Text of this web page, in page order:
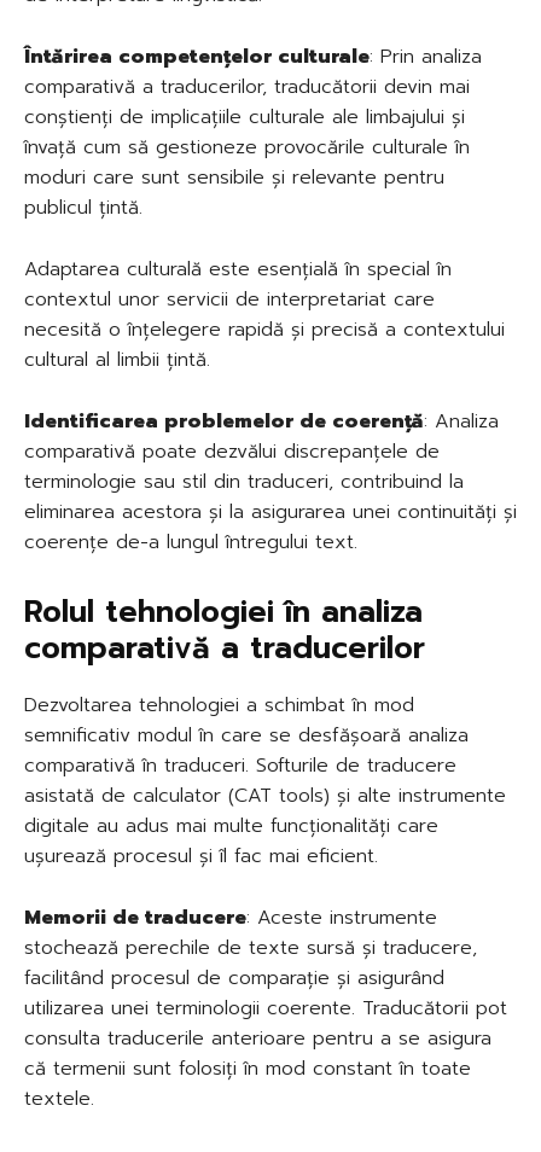
Întărirea competențelor culturale: Prin analiza
comparativă a traducerilor, traducătorii devin mai
conștienți de implicațiile culturale ale limbajului și
învață cum să gestioneze provocările culturale în
moduri care sunt sensibile și relevante pentru
publicul țintă.
Adaptarea culturală este esențială în special în
contextul unor servicii de interpretariat care
necesită o înțelegere rapidă și precisă a contextului
cultural al limbii țintă.
Identificarea problemelor de coerență: Analiza
comparativă poate dezvălui discrepanțele de
terminologie sau stil din traduceri, contribuind la
eliminarea acestora și la asigurarea unei continuități și
coerențe de-a lungul întregului text.
Rolul tehnologiei în analiza
comparativă a traducerilor
Dezvoltarea tehnologiei a schimbat în mod
semnificativ modul în care se desfășoară analiza
comparativă în traduceri. Softurile de traducere
asistată de calculator (CAT tools) și alte instrumente
digitale au adus mai multe funcționalități care
ușurează procesul și îl fac mai eficient.
Memorii de traducere: Aceste instrumente
stochează perechile de texte sursă și traducere,
facilitând procesul de comparație și asigurând
utilizarea unei terminologii coerente. Traducătorii pot
consulta traducerile anterioare pentru a se asigura
că termenii sunt folosiți în mod constant în toate
textele.